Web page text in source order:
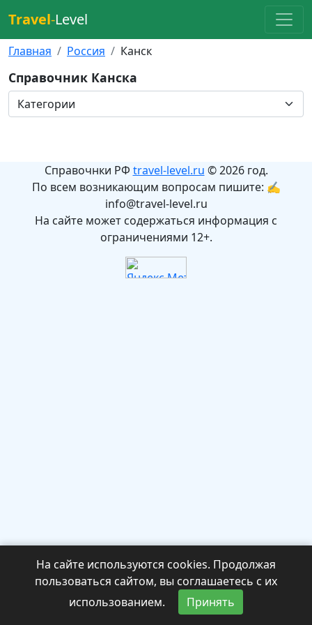
Travel-Level
Главная Россия Канск
Справочник Канска
Справочнки РФ travel-level.ru © 2026 год.
По всем возникающим вопросам пишите: ✍
info@travel-level.ru
На сайте может содержаться информация с
ограничениями 12+.
На сайте используются cookies. Продолжая
пользоваться сайтом, вы соглашаетесь с их
использованием.
Принять